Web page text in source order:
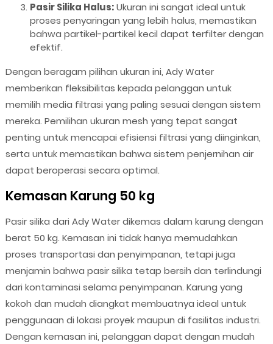
Pasir Silika Halus:Ukuran ini sangat ideal untuk
proses penyaringan yang lebih halus, memastikan
bahwa partikel-partikel kecil dapat terfilter dengan
efektif.
Dengan beragam pilihan ukuran ini, Ady Water
memberikan fleksibilitas kepada pelanggan untuk
memilih media filtrasi yang paling sesuai dengan sistem
mereka. Pemilihan ukuran mesh yang tepat sangat
penting untuk mencapai efisiensi filtrasi yang diinginkan,
serta untuk memastikan bahwa sistem penjernihan air
dapat beroperasi secara optimal.
Kemasan Karung 50 kg
Pasir silika dari Ady Water dikemas dalam karung dengan
berat 50 kg. Kemasan ini tidak hanya memudahkan
proses transportasi dan penyimpanan, tetapi juga
menjamin bahwa pasir silika tetap bersih dan terlindungi
dari kontaminasi selama penyimpanan. Karung yang
kokoh dan mudah diangkat membuatnya ideal untuk
penggunaan di lokasi proyek maupun di fasilitas industri.
Dengan kemasan ini, pelanggan dapat dengan mudah